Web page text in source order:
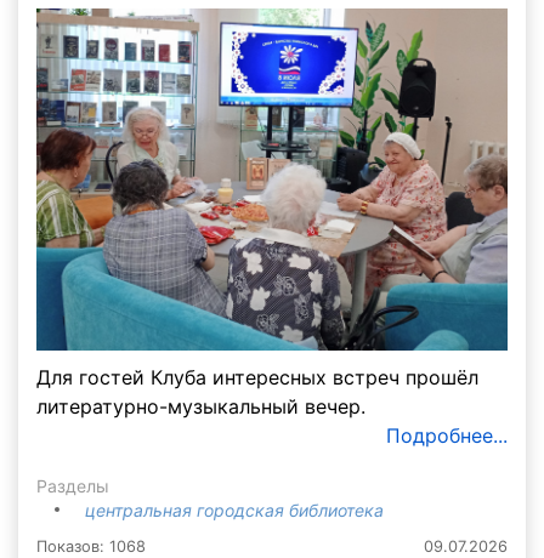
Для гостей Клуба интересных встреч прошёл
литературно-музыкальный вечер.
Подробнее...
Разделы
центральная городская библиотека
Показов: 1068 09.07.2026